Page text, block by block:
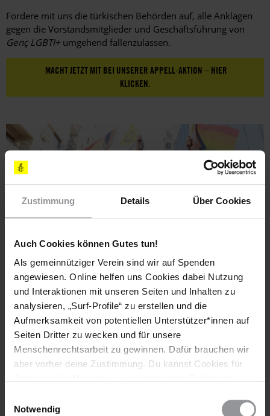
Zustimmung Details Über Cookies
Auch Cookies können Gutes tun!
Als gemeinnütziger Verein sind wir auf Spenden
angewiesen. Online helfen uns Cookies dabei Nutzung
und Interaktionen mit unseren Seiten und Inhalten zu
analysieren, „Surf-Profile“ zu erstellen und die
Aufmerksamkeit von potentiellen Unterstützer*innen auf
Seiten Dritter zu wecken und für unsere
Menschenrechtsarbeit zu gewinnen. Dafür brauchen wir
aber vorher deine Zustimmung. Du kannst Cookies für
wieder ändern. Diesen Banner kannst Du über den Link
Notwendig
Fordere mit uns die türkischen Behörden auf, alle Anklagen
gegen die Vorstandsmitglieder und Geschäftsführung von
Genç LGBTI+ umgehend fallenzulassen.
MACHT JETZT MIT BEI UNSERER APPELL-AKTION – HIER
KLICKEN.
Für LGBTI-Rechte und gegen Diskriminierung: Pride March in der türkischen
Stadt Izmir (Archivaufnahme).
© GocherImagery/Universal Images G
Du findest uns und unseren Amnesty-Truck auch auf
weiteren CSDs
Wir sind weiterhin laut, aktiv und solidarisch!